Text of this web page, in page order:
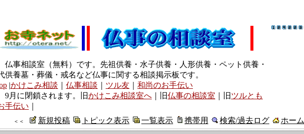
事相談室（無料）です。先祖供養・水子供養・人形供養・ペット供養・
供養墓・葬儀・戒名など仏事に関する相談掲示板です。
|かけこみ相談 仏事相談 ツル友
和尚のお手伝い
9月に閉鎖されます。旧かけこみ相談室へ ｜旧仏事の相談室 ｜旧 ツルとも
手伝い
＜＜ 新規投稿 トピック表示 一覧表示 携帯用 検索/過去ログ ホーム